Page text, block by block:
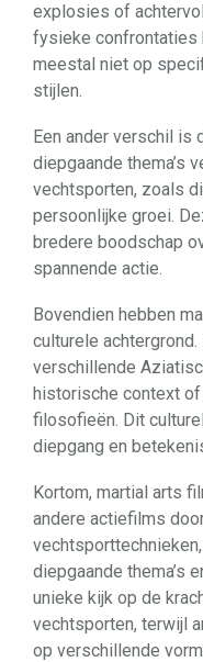
explosies of
fysieke confrontaties
meestal niet op
stijlen.
Een ander verschil is
diepgaande thema’s
vechtsporten, zoals
persoonlijke groei.
bredere boodschap
spannende actie.
Bovendien hebben
culturele
verschillende
historische context
filosofieën. Dit
diepgang en
Kortom, martial arts
andere actiefilms
diepgaande thema’s
unieke kijk op de
vechtsporten, terwijl
op verschillende